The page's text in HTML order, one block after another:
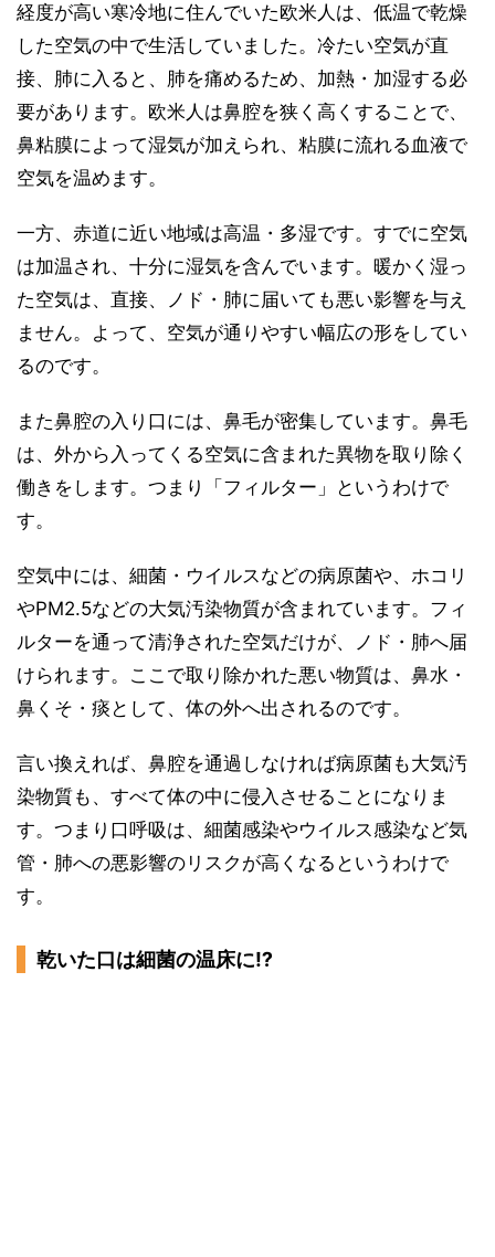
経度が高い寒冷地に住んでいた欧米人は、低温で乾燥
した空気の中で生活していました。冷たい空気が直
接、肺に入ると、肺を痛めるため、加熱・加湿する必
要があります。欧米人は鼻腔を狭く高くすることで、
鼻粘膜によって湿気が加えられ、粘膜に流れる血液で
空気を温めます。
一方、赤道に近い地域は高温・多湿です。すでに空気
は加温され、十分に湿気を含んでいます。暖かく湿っ
た空気は、直接、ノド・肺に届いても悪い影響を与え
ません。よって、空気が通りやすい幅広の形をしてい
るのです。
また鼻腔の入り口には、鼻毛が密集しています。鼻毛
は、外から入ってくる空気に含まれた異物を取り除く
働きをします。つまり「フィルター」というわけで
す。
空気中には、細菌・ウイルスなどの病原菌や、ホコリ
やPM2.5などの大気汚染物質が含まれています。フィ
ルターを通って清浄された空気だけが、ノド・肺へ届
けられます。ここで取り除かれた悪い物質は、鼻水・
鼻くそ・痰として、体の外へ出されるのです。
言い換えれば、鼻腔を通過しなければ病原菌も大気汚
染物質も、すべて体の中に侵入させることになりま
す。つまり口呼吸は、細菌感染やウイルス感染など気
管・肺への悪影響のリスクが高くなるというわけで
す。
乾いた口は細菌の温床に⁉